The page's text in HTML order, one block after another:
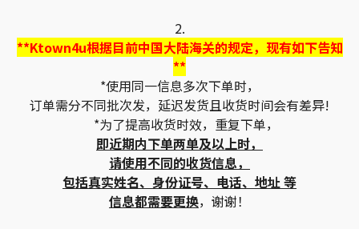
2.
**Ktown4u根据目前中国大陆海关的规定，现有如下告知
**
*使用同一信息多次下单时，
订单需分不同批次发，延迟发货且收货时间会有差异!
*为了提高收货时效，重复下单，
即近期内下单两单及以上时，
请使用不同的收货信息，
包括真实姓名、身份证号、电话、地址 等
信息都需要更换，谢谢！